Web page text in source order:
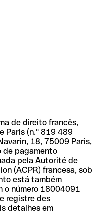
de direito francês,
Paris (n.º 819 489
18, 75009 Paris,
de pagamento
pela Autorité de
(ACPR) francesa, sob
está também
o número 18004091
registre des
detalhes em